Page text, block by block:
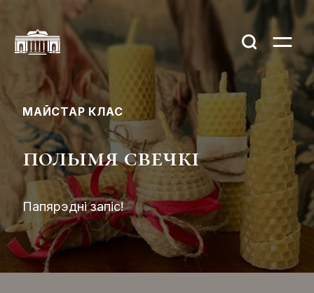
МАЙСТАР КЛАС
полымя свечкі
Папярэдні запіс!